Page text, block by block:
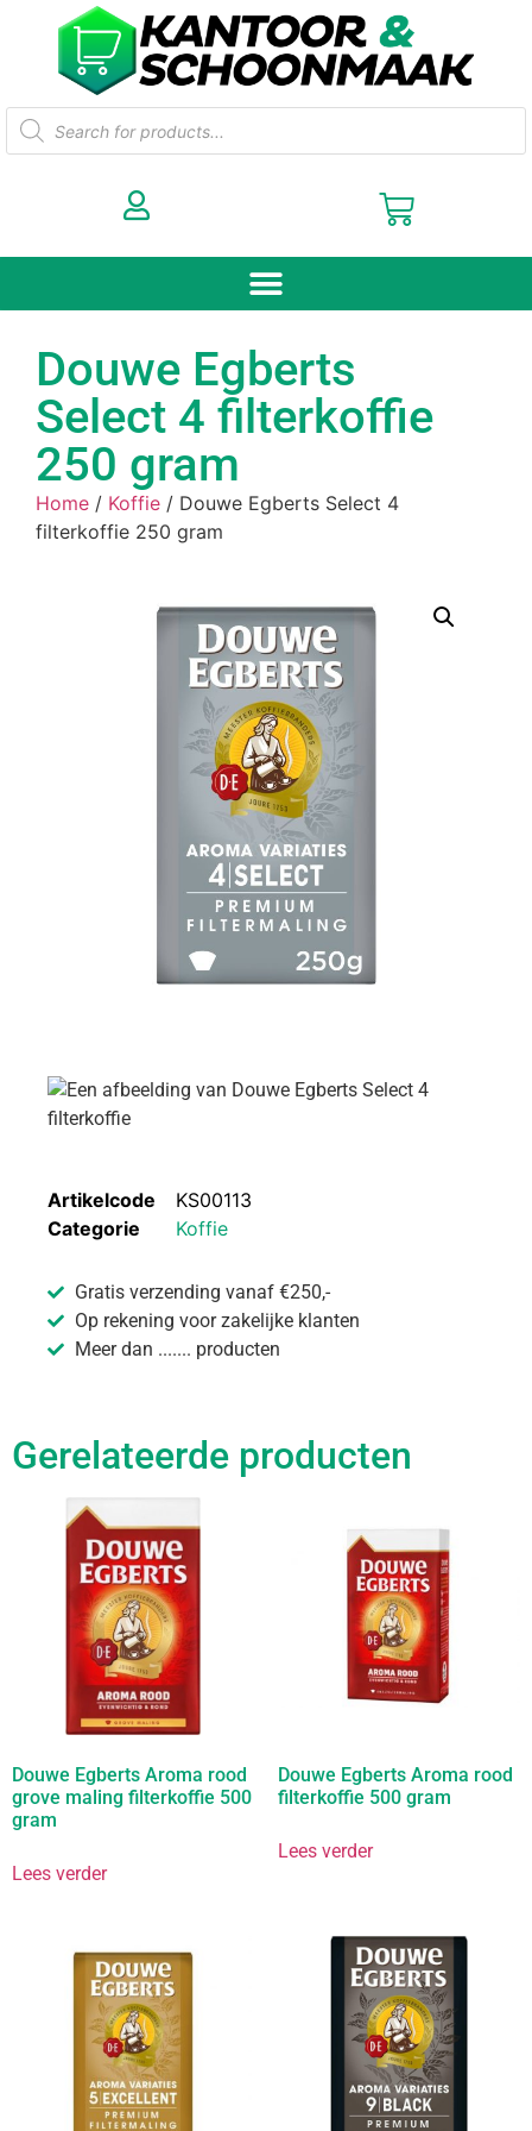
Douwe Egberts
Select 4 filterkoffie
250 gram
Home / Koffie / Douwe Egberts Select 4
filterkoffie 250 gram
Artikelcode
KS00113
Categorie
Koffie
Gratis verzending vanaf €250,-
Op rekening voor zakelijke klanten
Meer dan ....... producten
Gerelateerde producten
Douwe Egberts Aroma rood
grove maling filterkoffie 500
gram
Lees verder
Douwe Egberts Aroma rood
filterkoffie 500 gram
Lees verder